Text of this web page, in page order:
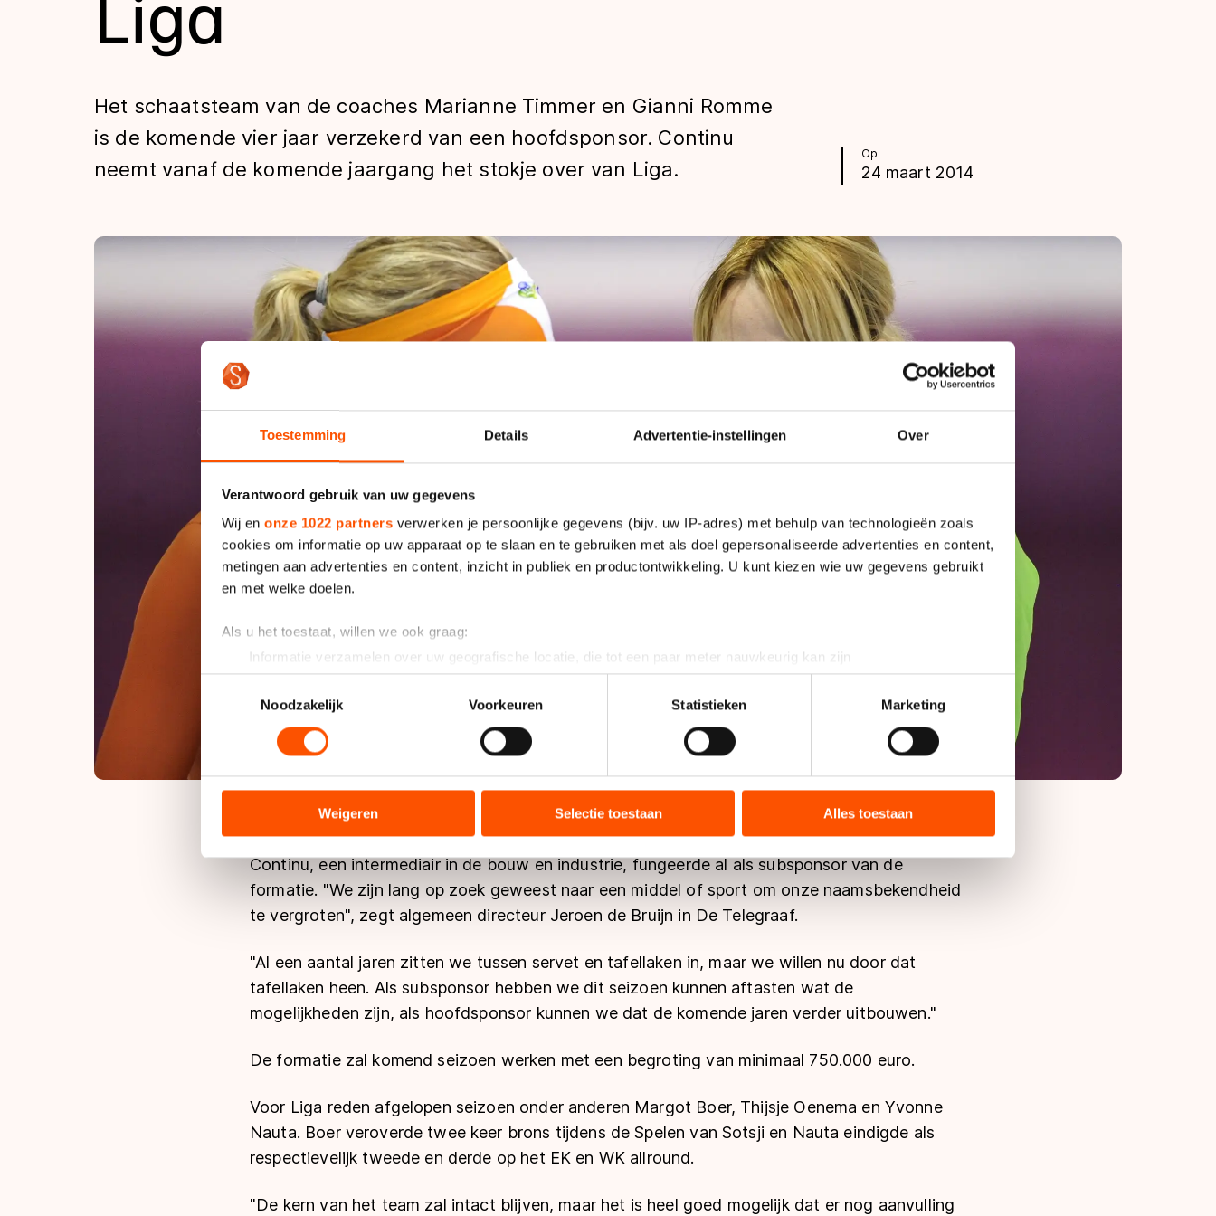
Toestemming Details Advertentie-instellingen Over
Verantwoord gebruik van uw gegevens
Wij en onze 1022 partners verwerken je persoonlijke gegevens (bijv. uw IP-adres) met behulp van technologieën zoals
cookies om informatie op uw apparaat op te slaan en te gebruiken met als doel gepersonaliseerde advertenties en content,
metingen aan advertenties en content, inzicht in publiek en productontwikkeling. U kunt kiezen wie uw gegevens gebruikt
en met welke doelen.
Als u het toestaat, willen we ook graag:
Informatie verzamelen over uw geografische locatie, die tot een paar meter nauwkeurig kan zijn
Uw apparaat identificeren door het actief te scannen op specifieke eigenschappen (fingerprinting)
Lees meer over hoe uw persoonlijke gegevens worden verwerkt en stel uw voorkeuren in het
detailgedeeltein. U kunt uw
toestemming op elk moment wijzigen of intrekken in de Cookieverklaring.
analyseren. We delen informatie over uw gebruik van onze site met onze partners voor social media, advertenties en
analyse. Zij kunnen deze combineren met andere gegevens die u aan hen heeft verstrekt of die zij hebben verzameld via
hun services. Sommige partners kunnen gegevens doorgeven aan landen buiten de EU, zoals de VS, waar mogelijk geen
adequaat beschermingsniveau geldt volgens de GDPR. Door op ‘Toestaan’ te klikken, stemt u in met deze overdracht.
Meer informatie vindt u in ons
Noodzakelijk
Voorkeuren Statistieken Marketing
Weigeren Selectie toestaan Alles toestaan
Tijden & historie
De weg op
Schaatsfans
Olympische Spelen
Op
24 maart 2014
Het schaatsteam van de coaches Marianne Timmer en Gianni Romme
is de komende vier jaar verzekerd van een hoofdsponsor. Continu
neemt vanaf de komende jaargang het stokje over van Liga.
Continu, een intermediair in de bouw en industrie, fungeerde al als subsponsor van de
formatie. "We zijn lang op zoek geweest naar een middel of sport om onze naamsbekendheid
te vergroten", zegt algemeen directeur Jeroen de Bruijn in De Telegraaf.
"Al een aantal jaren zitten we tussen servet en tafellaken in, maar we willen nu door dat
tafellaken heen. Als subsponsor hebben we dit seizoen kunnen aftasten wat de
mogelijkheden zijn, als hoofdsponsor kunnen we dat de komende jaren verder uitbouwen."
De formatie zal komend seizoen werken met een begroting van minimaal 750.000 euro.
Voor Liga reden afgelopen seizoen onder anderen Margot Boer, Thijsje Oenema en Yvonne
Nauta. Boer veroverde twee keer brons tijdens de Spelen van Sotsji en Nauta eindigde als
respectievelijk tweede en derde op het EK en WK allround.
"De kern van het team zal intact blijven, maar het is heel goed mogelijk dat er nog aanvulling